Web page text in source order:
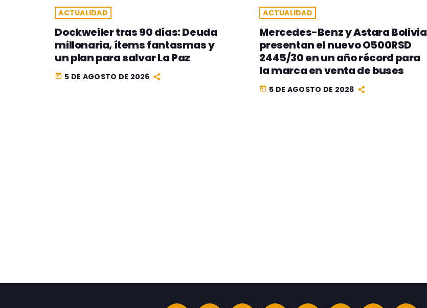
ACTUALIDAD
Dockweiler tras 90 días: Deuda
millonaria, ítems fantasmas y
un plan para salvar La Paz
today 5 DE AGOSTO DE 2026
ACTUALIDAD
Mercedes-Benz y Astara Bolivia
presentan el nuevo O500RSD
2445/30 en un año récord para
la marca en venta de buses
today 5 DE AGOSTO DE 2026